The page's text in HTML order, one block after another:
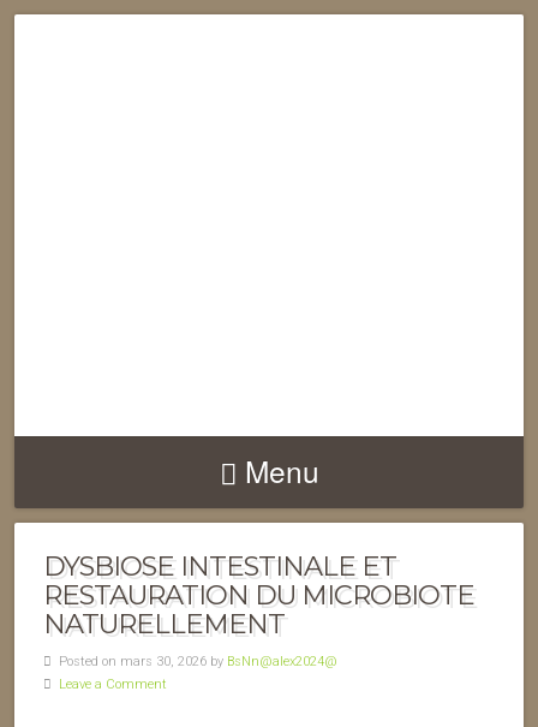
Menu
DYSBIOSE INTESTINALE ET
RESTAURATION DU MICROBIOTE
NATURELLEMENT
Posted on mars 30, 2026 by BsNn@alex2024@
Leave a Comment